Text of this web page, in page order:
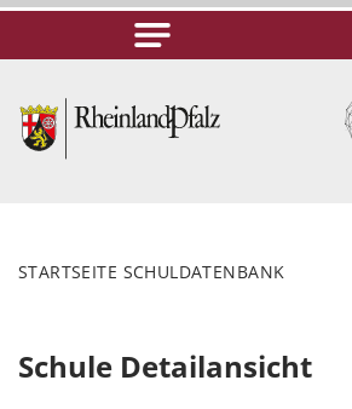
STARTSEITE SCHULDATENBANK
Schule Detailansicht